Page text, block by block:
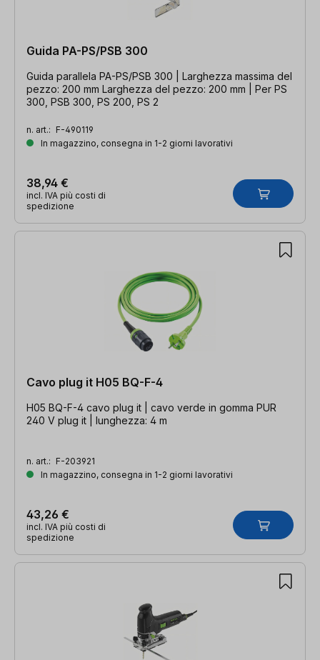
Guida PA-PS/PSB 300
Guida parallela PA-PS/PSB 300 | Larghezza massima del
pezzo: 200 mm Larghezza del pezzo: 200 mm | Per PS
300, PSB 300, PS 200, PS 2
n. art.: F-490119
In magazzino, consegna in 1-2 giorni lavorativi
38,94 €
incl. IVA più costi di
spedizione
Cavo plug it H05 BQ-F-4
H05 BQ-F-4 cavo plug it | cavo verde in gomma PUR
240 V plug it | lunghezza: 4 m
n. art.: F-203921
In magazzino, consegna in 1-2 giorni lavorativi
43,26 €
incl. IVA più costi di
spedizione